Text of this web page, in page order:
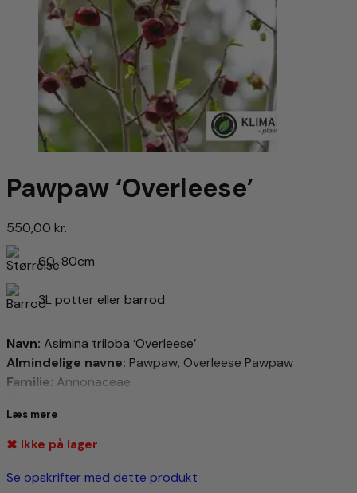
Pawpaw ‘Overleese’
550,00 kr.
60-80cm
3L potter eller barrod
Navn: Asimina triloba ‘Overleese’
Almindelige navne: Pawpaw, Overleese Pawpaw
Familie: Annonaceae
3-5 meter
Kan blive op til 8 meter med tiden
Læs mere
Ikke på lager
Se opskrifter med dette produkt